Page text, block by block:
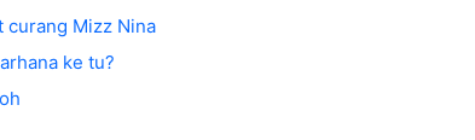
curang Mizz Nina
ke tu?